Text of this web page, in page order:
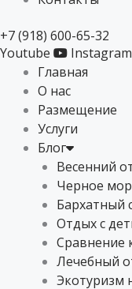
+7 (918) 600-65-32
Youtube
Instagram
Главная
О нас
Размещение
Услуги
Блог
Весенний
Черное
Бархатный
Отдых с
Сравнение
Лечебный
Экотуризм